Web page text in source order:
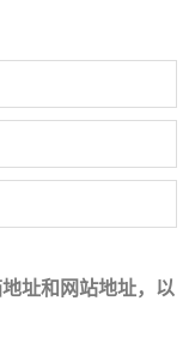
址和网站地址，以